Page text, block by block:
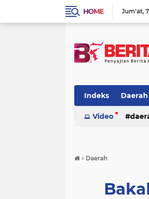
HOME Jum'at
Indeks Daerah
Video
› Daerah